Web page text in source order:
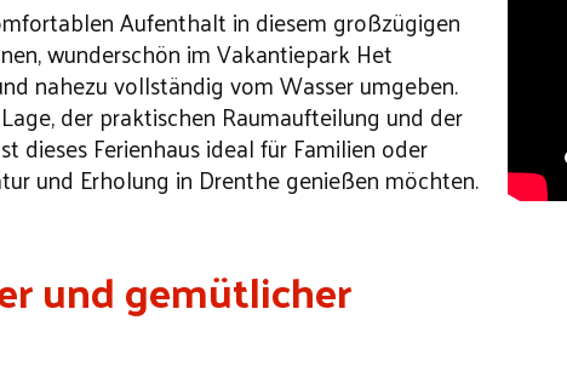
Aufenthalt in diesem großzügigen
wunderschön im Vakantiepark Het
nahezu vollständig vom Wasser umgeben.
der praktischen Raumaufteilung und der
dieses Ferienhaus ideal für Familien oder
und Erholung in Drenthe genießen möchten.
und gemütlicher